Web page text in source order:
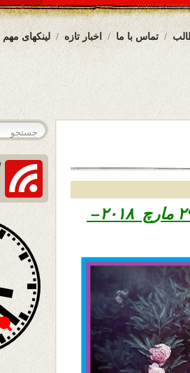
لینکهای مهم اخبار تازه تماس با ما
۱۳۹۷ – ۲۹ مارچ ۲۰۱۸–